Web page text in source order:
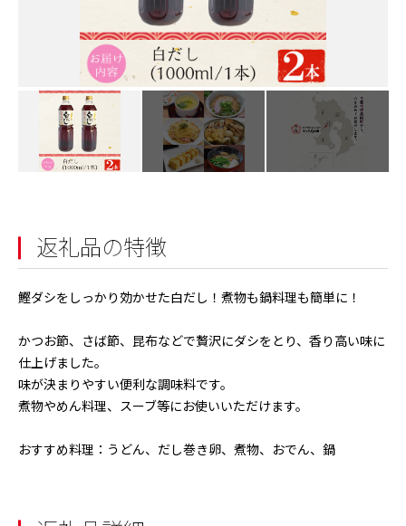
返礼品の特徴
鰹ダシをしっかり効かせた白だし！煮物も鍋料理も簡単に！
かつお節、さば節、昆布などで贅沢にダシをとり、香り高い味に
仕上げました。
味が決まりやすい便利な調味料です。
煮物やめん料理、スーブ等にお使いいただけます。
おすすめ料理：うどん、だし巻き卵、煮物、おでん、鍋